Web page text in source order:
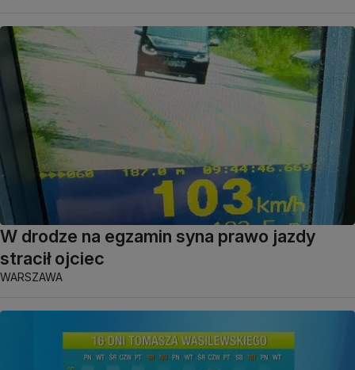
W drodze na egzamin syna prawo jazdy
stracił ojciec
WARSZAWA